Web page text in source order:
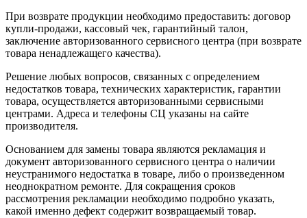
При возврате продукции необходимо предоставить: договор
купли-продажи, кассовый чек, гарантийный талон,
заключение авторизованного сервисного центра (при возврате
товара ненадлежащего качества).
Решение любых вопросов, связанных с определением
недостатков товара, технических характеристик, гарантии
товара, осуществляется авторизованными сервисными
центрами. Адреса и телефоны СЦ указаны на сайте
производителя.
Основанием для замены товара являются рекламация и
документ авторизованного сервисного центра о наличии
неустранимого недостатка в товаре, либо о произведенном
неоднократном ремонте. Для сокращения сроков
рассмотрения рекламации необходимо подробно указать,
какой именно дефект содержит возвращаемый товар.